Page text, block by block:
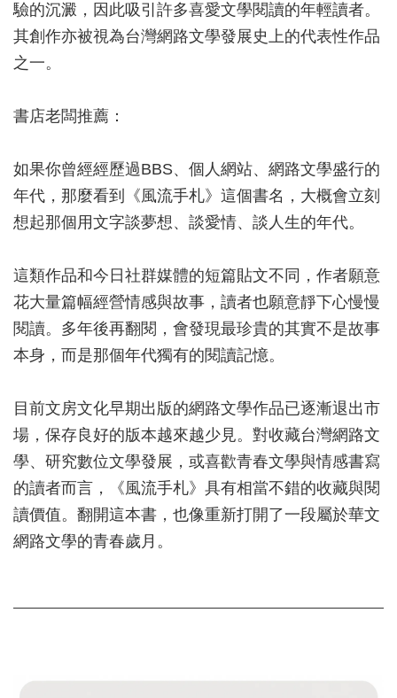
驗的沉澱，因此吸引許多喜愛文學閱讀的年輕讀者。
其創作亦被視為台灣網路文學發展史上的代表性作品
之一。
書店老闆推薦：
如果你曾經經歷過BBS、個人網站、網路文學盛行的
年代，那麼看到《風流手札》這個書名，大概會立刻
想起那個用文字談夢想、談愛情、談人生的年代。
這類作品和今日社群媒體的短篇貼文不同，作者願意
花大量篇幅經營情感與故事，讀者也願意靜下心慢慢
閱讀。多年後再翻閱，會發現最珍貴的其實不是故事
本身，而是那個年代獨有的閱讀記憶。
目前文房文化早期出版的網路文學作品已逐漸退出市
場，保存良好的版本越來越少見。對收藏台灣網路文
學、研究數位文學發展，或喜歡青春文學與情感書寫
的讀者而言，《風流手札》具有相當不錯的收藏與閱
讀價值。翻開這本書，也像重新打開了一段屬於華文
網路文學的青春歲月。